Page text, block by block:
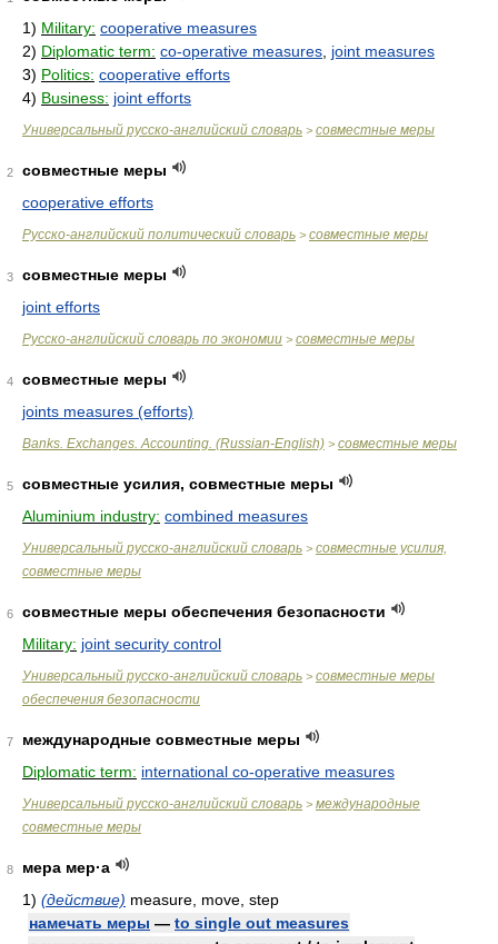
1) Military: cooperative measures
2) Diplomatic term: co-operative measures joint measures
3) Politics: cooperative efforts
4) Business: joint efforts
Универсальный русско-английский словарь > совместные меры
2
совместные меры
cooperative efforts
Русско-английский политический словарь > совместные меры
3
совместные меры
joint efforts
Русско-английский словарь по экономии > совместные меры
4
совместные меры
joints measures (efforts)
Banks. Exchanges. Accounting. (Russian-English) > совместные меры
5
совместные усилия, совместные меры
Aluminium industry: combined measures
Универсальный русско-английский словарь > совместные усилия,
совместные меры
6
совместные меры обеспечения безопасности
Military: joint security control
Универсальный русско-английский словарь > совместные меры
обеспечения безопасности
7
международные совместные меры
Diplomatic term: international co-operative measures
Универсальный русско-английский словарь > международные
совместные меры
8
мера мер·а
1) (действие) measure, move, step
намечать меры — to single out measures